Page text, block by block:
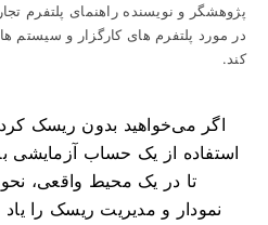
پژوهشگر و نویسنده راهنمای پلتفرم
در مورد پلتفرم های کارگزار و
کند.
اگر می‌خواهید بدون ریسک
استفاده از یک حساب آزمایشی
تا در یک محیط واقعی،
نمودار و مدیریت ریسک را